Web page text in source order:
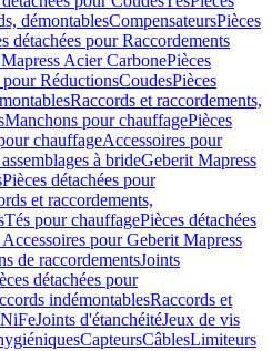
démontablesCompensateursPièces
détachées pour Raccordements
Acier CarbonePièces
pour RéductionsCoudesPièces
Raccords et raccordements,
Manchons pour chauffagePièces
chauffageAccessoires pour
à brideGeberit Mapress
Pièces détachées pour
et raccordements,
Tés pour chauffagePièces détachées
pour Geberit Mapress
de raccordementsJoints
détachées pour
indémontablesRaccords et
Joints d'étanchéitéJeux de vis
CapteursCâblesLimiteurs